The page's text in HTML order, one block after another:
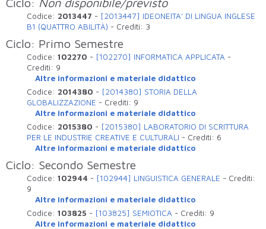
Codice: 2013447 - [2013447] IDEONEITA' DI LINGUA INGLESE
B1 (QUATTRO ABILITÀ) - Crediti: 3
Ciclo: Primo Semestre
Codice:102270 - [102270] INFORMATICA APPLICATA -
Crediti: 9
Altre informazioni e materiale didattico
Codice: 2014380 - [2014380] STORIA DELLA
GLOBALIZZAZIONE - Crediti: 9
Altre informazioni e materiale didattico
Codice: 2015380 - [2015380] LABORATORIO DI SCRITTURA
PER LE INDUSTRIE CREATIVE E CULTURALI - Crediti: 6
Altre informazioni e materiale didattico
Ciclo: Secondo Semestre
Codice:102944 - [102944] LINGUISTICA GENERALE - Crediti:
9
Altre informazioni e materiale didattico
Codice:103825 - [103825] SEMIOTICA - Crediti: 9
Altre informazioni e materiale didattico